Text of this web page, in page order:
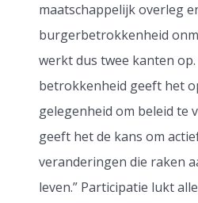
maatschappelijk overleg
burgerbetrokkenheid
werkt dus twee kanten op.
betrokkenheid geeft het
gelegenheid om beleid te
geeft het de kans om
veranderingen die raken
leven.” Participatie lukt